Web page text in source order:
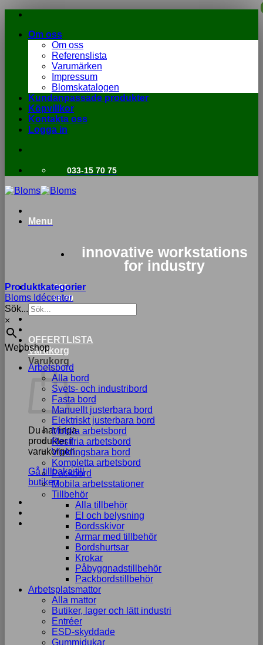
Skip
contentOm oss
Om oss
Referenslista
Varumärken
Impressum
Blomskatalogen
Kundanpassade produkter
Köpvillkor
Kontakta oss
Logga in
033-15 70 75
Menu
innovative workstations
for industry
033-
15 70
OFFERTLISTA
Varukorg
Varukorg
Du har inga
produkter i
varukorgen.
Gå tillbaka till
butiken
Produktkategorier
Bloms Idécenter
Sök...
×
Webbshop
Arbetsbord
Alla bord
Svets- och industribord
Fasta bord
Manuellt justerbara bord
Elektriskt justerbara bord
Mobila arbetsbord
Rostfria arbetsbord
Vinklingsbara bord
Kompletta arbetsbord
Packbord
Mobila arbetsstationer
Tillbehör
Alla tillbehör
El och belysning
Bordsskivor
Armar med tillbehör
Bordshurtsar
Krokar
Påbyggnadstillbehör
Packbordstillbehör
Arbetsplatsmattor
Alla mattor
Butiker, lager och lätt industri
Entréer
ESD-skyddade
Gummidukar